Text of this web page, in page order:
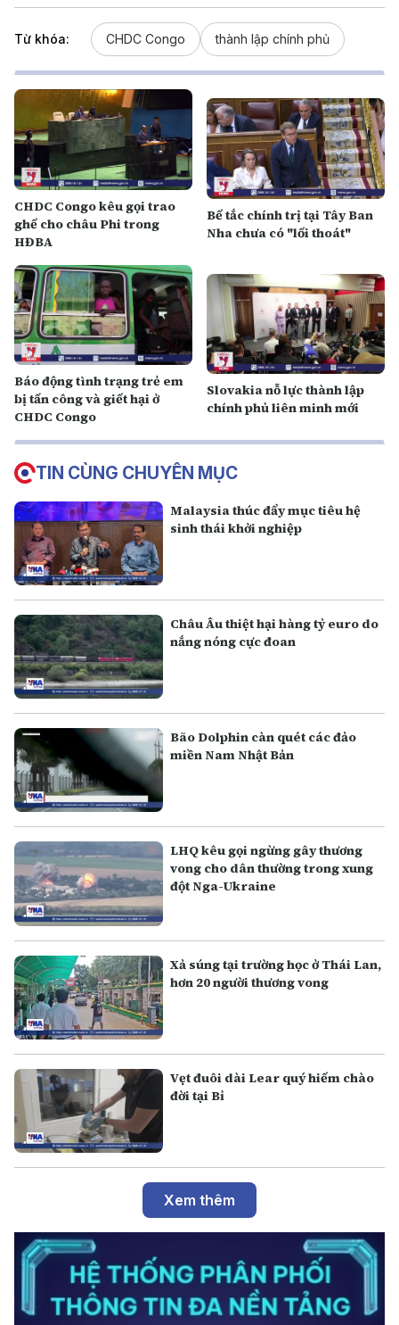
Từ khóa: CHDC Congo thành lập chính phủ
CHDC Congo kêu gọi trao
ghế cho châu Phi trong
HĐBA
Bế tắc chính trị tại Tây Ban
Nha chưa có "lối thoát"
Báo động tình trạng trẻ em
bị tấn công và giết hại ở
CHDC Congo
Slovakia nỗ lực thành lập
chính phủ liên minh mới
TIN CÙNG CHUYÊN MỤC
Malaysia thúc đẩy mục tiêu hệ
sinh thái khởi nghiệp
Châu Âu thiệt hại hàng tỷ euro do
nắng nóng cực đoan
Bão Dolphin càn quét các đảo
miền Nam Nhật Bản
LHQ kêu gọi ngừng gây thương
vong cho dân thường trong xung
đột Nga-Ukraine
Xả súng tại trường học ở Thái Lan,
hơn 20 người thương vong
Vẹt đuôi dài Lear quý hiếm chào
đời tại Bỉ
Xem thêm